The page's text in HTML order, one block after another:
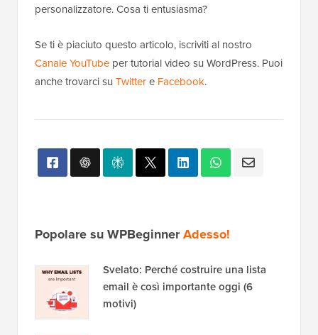
personalizzatore. Cosa ti entusiasma?
Se ti è piaciuto questo articolo, iscriviti al nostro
Canale YouTube per tutorial video su WordPress. Puoi
anche trovarci su Twittere Facebook.
Popolare su WPBeginnerAdesso!
Svelato: Perché costruire una lista
email è così importante oggi (6
motivi)